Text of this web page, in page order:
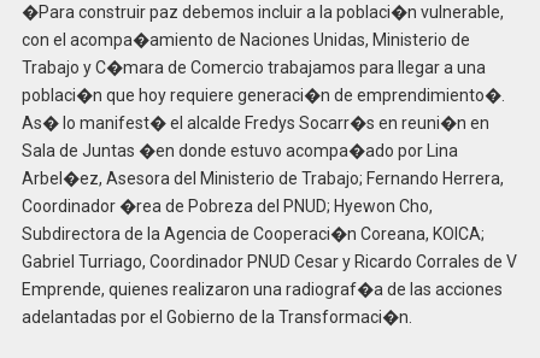
�Para construir paz debemos incluir a la poblaci�n vulnerable,
con el acompa�amiento de Naciones Unidas, Ministerio de
Trabajo y C�mara de Comercio trabajamos para llegar a una
poblaci�n que hoy requiere generaci�n de emprendimiento�.
As� lo manifest� el alcalde Fredys Socarr�s en reuni�n en
Sala de Juntas �en donde estuvo acompa�ado por Lina
Arbel�ez, Asesora del Ministerio de Trabajo; Fernando Herrera,
Coordinador �rea de Pobreza del PNUD; Hyewon Cho,
Subdirectora de la Agencia de Cooperaci�n Coreana, KOICA;
Gabriel Turriago, Coordinador PNUD Cesar y Ricardo Corrales de V
Emprende, quienes realizaron una radiograf�a de las acciones
adelantadas por el Gobierno de la Transformaci�n.